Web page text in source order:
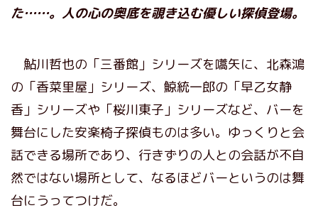
た……。人の心の奥底を覗き込む優しい探偵登場。
鮎川哲也の「三番館」シリーズを嚆矢に、北森鴻
の「香菜里屋」シリーズ、鯨統一郎の「早乙女静
香」シリーズや「桜川東子」シリーズなど、バーを
舞台にした安楽椅子探偵ものは多い。ゆっくりと会
話できる場所であり、行きずりの人との会話が不自
然ではない場所として、なるほどバーというのは舞
台にうってつけだ。